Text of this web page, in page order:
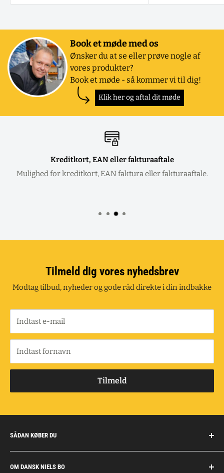
Book et møde med os
Ønsker du at se eller prøve nogle af
vores produkter?
Book et møde - så kommer vi til dig!
Klik her og aftal dit møde
Kreditkort, EAN eller fakturaaftale
Mulighed for kreditkort, EAN faktura eller fakturaaftale.
Tilmeld dig vores nyhedsbrev
Modtag tilbud, nyheder og gode råd direkte i din indbakke
Indtast e-mail
Indtast fornavn
Tilmeld
SÅDAN KØBER DU
Handelsbetingelser
Fragt og retur
OM DANSK NIELS BO